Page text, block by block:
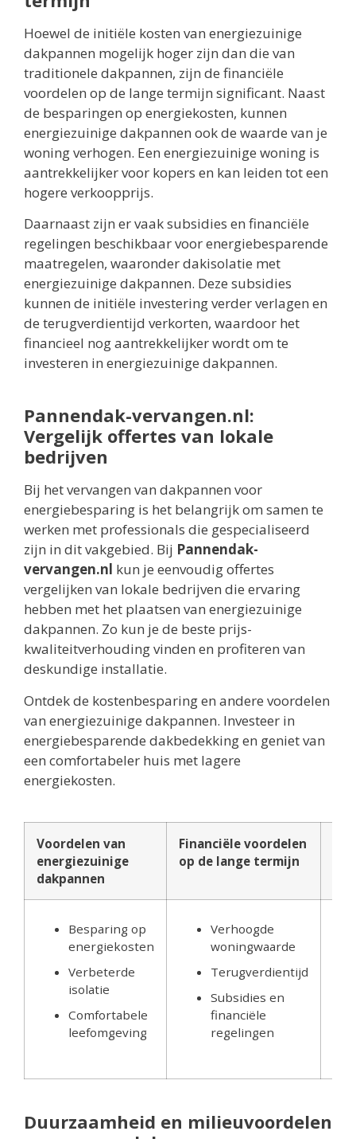
Hoewel de initiële kosten van energiezuinige
dakpannen mogelijk hoger zijn dan die van
traditionele dakpannen, zijn de financiële
voordelen op de lange termijn significant. Naast
de besparingen op energiekosten, kunnen
energiezuinige dakpannen ook de waarde van je
woning verhogen. Een energiezuinige woning is
aantrekkelijker voor kopers en kan leiden tot een
hogere verkoopprijs.
Daarnaast zijn er vaak subsidies en financiële
regelingen beschikbaar voor energiebesparende
maatregelen, waaronder dakisolatie met
energiezuinige dakpannen. Deze subsidies
kunnen de initiële investering verder verlagen en
de terugverdientijd verkorten, waardoor het
financieel nog aantrekkelijker wordt om te
investeren in energiezuinige dakpannen.
Pannendak-vervangen.nl:
Vergelijk offertes van lokale
bedrijven
Bij het vervangen van dakpannen voor
energiebesparing is het belangrijk om samen te
werken met professionals die gespecialiseerd
zijn in dit vakgebied. Bij Pannendak-
vervangen.nl kun je eenvoudig offertes
vergelijken van lokale bedrijven die ervaring
hebben met het plaatsen van energiezuinige
dakpannen. Zo kun je de beste prijs-
kwaliteitverhouding vinden en profiteren van
deskundige installatie.
Ontdek de kostenbesparing en andere voordelen
van energiezuinige dakpannen. Investeer in
energiebesparende dakbedekking en geniet van
een comfortabeler huis met lagere
energiekosten.
Voordelen van
energiezuinige
dakpannen
Financiële voordelen
op de lange termijn
Besparing op
energiekosten
Verbeterde
isolatie
Comfortabele
leefomgeving
Verhoogde
woningwaarde
Terugverdientijd
Subsidies en
financiële
regelingen
Duurzaamheid en milieuvoordelen